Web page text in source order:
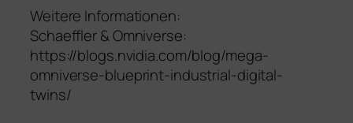
Weitere Informationen:
Schaeffler & Omniverse:
https://blogs.nvidia.com/blog/mega-
omniverse-blueprint-industrial-digital-
twins/